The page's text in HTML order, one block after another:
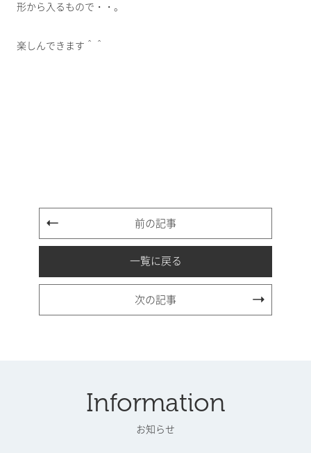
形から入るもので・・。
楽しんできます＾＾
前の記事
一覧に戻る
次の記事
Information
お知らせ